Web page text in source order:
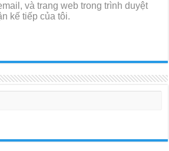
và trang web trong trình duyệt
kế tiếp của tôi.